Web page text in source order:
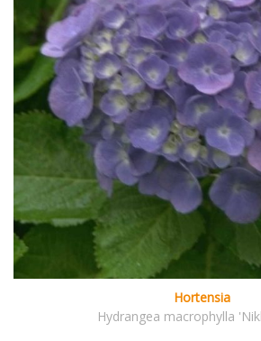
Hortensia
Hydrangea macrophylla